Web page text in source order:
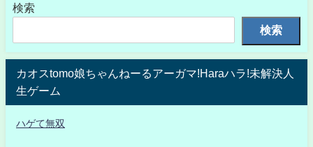
検索
検索
カオスtomo娘ちゃんねーるアーガマ!Haraハラ!未解決人
生ゲーム
ハゲて無双